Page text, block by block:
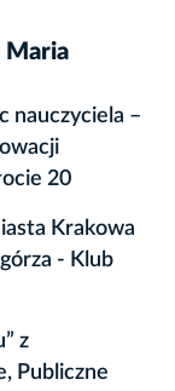
Maria
nauczyciela –
20
Krakowa
- Klub
z
Publiczne